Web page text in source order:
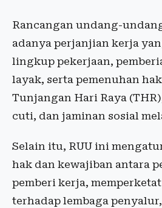
Rancangan undang-
adanya perjanjian kerja
lingkup pekerjaan,
layak, serta pemenuhan
Tunjangan Hari Raya
cuti, dan jaminan sosial
Selain itu, RUU ini
hak dan kewajiban antara
pemberi kerja,
terhadap lembaga